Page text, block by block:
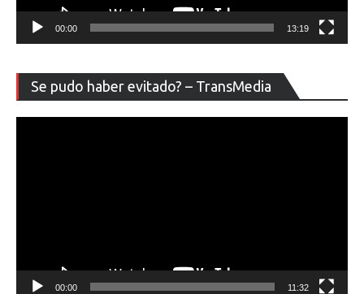
00:00 13:19
Se pudo haber evitado? – TransMedia
de
00:00 11:32